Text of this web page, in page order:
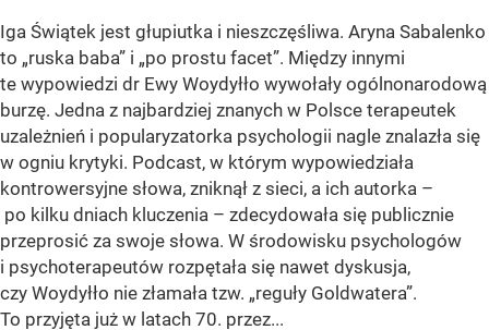
Iga Świątek jest głupiutka i nieszczęśliwa. Aryna Sabalenko
to „ruska baba” i „po prostu facet”. Między innymi
te wypowiedzi dr Ewy Woydyłło wywołały ogólnonarodową
burzę. Jedna z najbardziej znanych w Polsce terapeutek
uzależnień i popularyzatorka psychologii nagle znalazła się
w ogniu krytyki. Podcast, w którym wypowiedziała
kontrowersyjne słowa, zniknął z sieci, a ich autorka –
po kilku dniach kluczenia – zdecydowała się publicznie
przeprosić za swoje słowa. W środowisku psychologów
i psychoterapeutów rozpętała się nawet dyskusja,
czy Woydyłło nie złamała tzw. „reguły Goldwatera”.
To przyjęta już w latach 70. przez...